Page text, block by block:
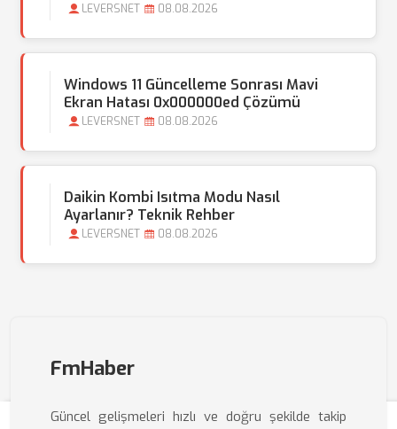
LEVERSNET 08.08.2026
Windows 11 Güncelleme Sonrası Mavi
Ekran Hatası 0x000000ed Çözümü
LEVERSNET 08.08.2026
Daikin Kombi Isıtma Modu Nasıl
Ayarlanır? Teknik Rehber
LEVERSNET 08.08.2026
FmHaber
Güncel gelişmeleri hızlı ve doğru şekilde takip